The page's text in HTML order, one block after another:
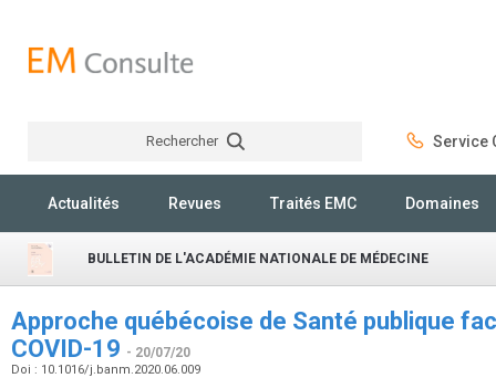
Rechercher Service
Actualités Revues Traités EMC Domaines
BULLETIN DE L'ACADÉMIE NATIONALE DE MÉDECINE
Approche québécoise de Santé publique
COVID-19 - 20/07/20
Doi : 10.1016/j.banm.2020.06.009